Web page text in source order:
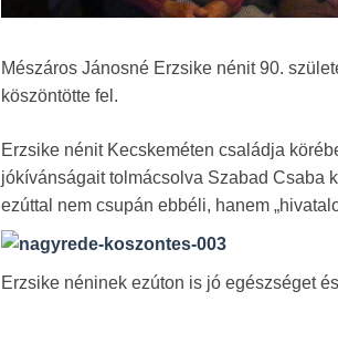
Mészáros Jánosné Erzsike nénit 90.
köszöntötte fel.
Erzsike nénit Kecskeméten családja
jókívánságait tolmácsolva Szabad Csaba
ezúttal nem csupán ebbéli, hanem
Erzsike néninek ezúton is jó egészséget